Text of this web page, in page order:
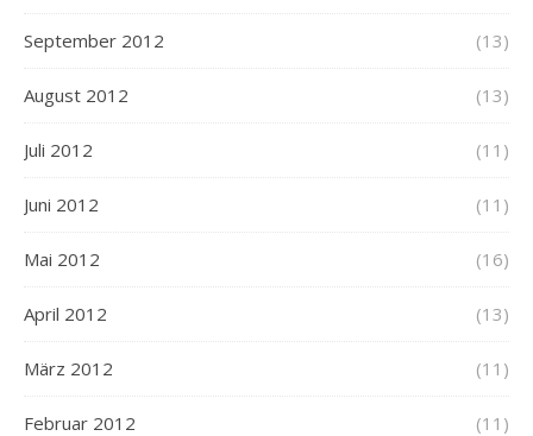
September 2012 (13)
August 2012 (13)
Juli 2012 (11)
Juni 2012 (11)
Mai 2012 (16)
April 2012 (13)
März 2012 (11)
Februar 2012 (11)